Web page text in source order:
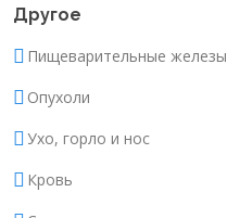
Другое
Пищеварительные железы
Опухоли
Ухо, горло и нос
Кровь